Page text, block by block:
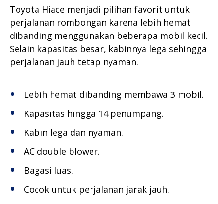
Toyota Hiace menjadi pilihan favorit untuk
perjalanan rombongan karena lebih hemat
dibanding menggunakan beberapa mobil kecil.
Selain kapasitas besar, kabinnya lega sehingga
perjalanan jauh tetap nyaman.
Lebih hemat dibanding membawa 3 mobil.
Kapasitas hingga 14 penumpang.
Kabin lega dan nyaman.
AC double blower.
Bagasi luas.
Cocok untuk perjalanan jarak jauh.